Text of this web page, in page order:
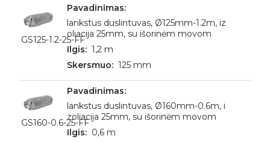
GS125-1.2-25-FF
lankstus duslintuvas, Ø125mm-1.2m, iz
oliacija 25mm, su išorinėm movom
1,2 m
125 mm
GS160-0.6-25-FF
lankstus duslintuvas, Ø160mm-0.6m, i
zoliacija 25mm, su išorinėm movom
0,6 m